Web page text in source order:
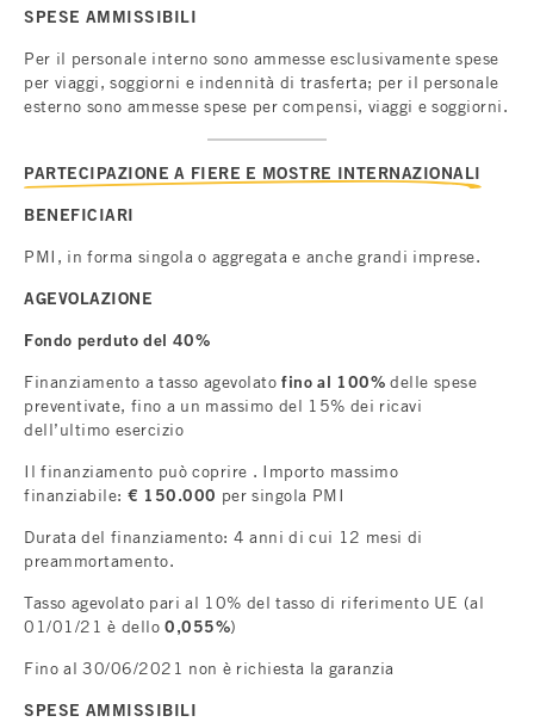
SPESE AMMISSIBILI
Per il personale interno sono ammesse esclusivamente spese
per viaggi, soggiorni e indennità di trasferta; per il personale
esterno sono ammesse spese per compensi, viaggi e soggiorni.
PARTECIPAZIONE A FIERE E MOSTRE INTERNAZIONALI
BENEFICIARI
PMI, in forma singola o aggregata e anche grandi imprese.
AGEVOLAZIONE
Fondo perduto del 40%
Finanziamento a tasso agevolato fino al 100% delle spese
preventivate, fino a un massimo del 15% dei ricavi
dell’ultimo esercizio
Il finanziamento può coprire . Importo massimo
finanziabile: € 150.000 per singola PMI
Durata del finanziamento: 4 anni di cui 12 mesi di
preammortamento.
Tasso agevolato pari al 10% del tasso di riferimento UE (al
01/01/21 è dello0,055%)
Fino al 30/06/2021 non è richiesta la garanzia
SPESE AMMISSIBILI